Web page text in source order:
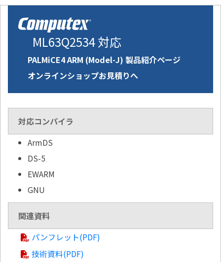
ML63Q2534 対応
PALMiCE4 ARM (Model-J) 製品紹介ページ
オンラインショップお見積りへ
対応コンパイラ
ArmDS
DS-5
EWARM
GNU
関連資料
パンフレット(PDF)
技術資料(PDF)